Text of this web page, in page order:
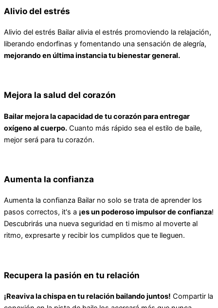
Alivio del estrés
Alivio del estrés Bailar alivia el estrés promoviendo la relajación,
liberando endorfinas y fomentando una sensación de alegría,
mejorando en última instancia tu bienestar general.
Mejora la salud del corazón
Bailar mejora la capacidad de tu corazón para entregar
oxígeno al cuerpo. Cuanto más rápido sea el estilo de baile,
mejor será para tu corazón.
Aumenta la confianza
Aumenta la confianza Bailar no solo se trata de aprender los
pasos correctos, it's a ¡es un poderoso impulsor de confianza!
Descubrirás una nueva seguridad en ti mismo al moverte al
ritmo, expresarte y recibir los cumplidos que te lleguen.
Recupera la pasión en tu relación
¡Reaviva la chispa en tu relación bailando juntos! Compartir la